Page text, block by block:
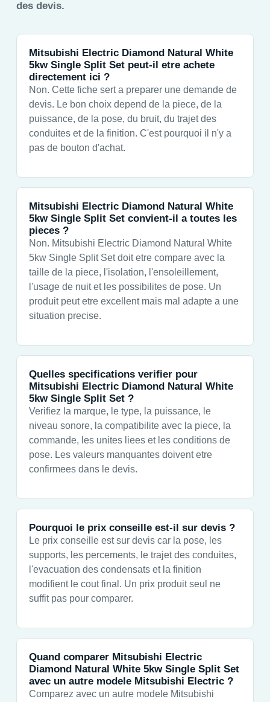
des devis.
Mitsubishi Electric Diamond Natural White
5kw Single Split Set peut-il etre achete
directement ici ?
Non. Cette fiche sert a preparer une demande de
devis. Le bon choix depend de la piece, de la
puissance, de la pose, du bruit, du trajet des
conduites et de la finition. C'est pourquoi il n'y a
pas de bouton d'achat.
Mitsubishi Electric Diamond Natural White
5kw Single Split Set convient-il a toutes les
pieces ?
Non. Mitsubishi Electric Diamond Natural White
5kw Single Split Set doit etre compare avec la
taille de la piece, l'isolation, l'ensoleillement,
l'usage de nuit et les possibilites de pose. Un
produit peut etre excellent mais mal adapte a une
situation precise.
Quelles specifications verifier pour
Mitsubishi Electric Diamond Natural White
5kw Single Split Set ?
Verifiez la marque, le type, la puissance, le
niveau sonore, la compatibilite avec la piece, la
commande, les unites liees et les conditions de
pose. Les valeurs manquantes doivent etre
confirmees dans le devis.
Pourquoi le prix conseille est-il sur devis ?
Le prix conseille est sur devis car la pose, les
supports, les percements, le trajet des conduites,
l'evacuation des condensats et la finition
modifient le cout final. Un prix produit seul ne
suffit pas pour comparer.
Quand comparer Mitsubishi Electric
Diamond Natural White 5kw Single Split Set
avec un autre modele Mitsubishi Electric ?
Comparez avec un autre modele Mitsubishi